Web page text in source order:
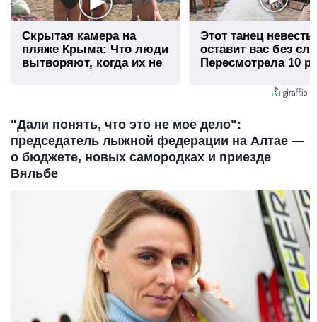
Скрытая камера на
пляже Крыма: Что люди
вытворяют, когда их не
Этот танец невесты
оставит вас без
Пересмотрела 10
"Дали понять, что это не мое дело":
председатель лыжной федерации на Алтае —
о бюджете, новых самородках и приезде
Вяльбе